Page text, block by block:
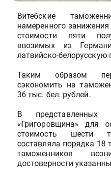
Витебские
намеренного
стоимости пяти
ввозимых из
латвийско-белорусскую
Таким образом
сэкономить на
36 тыс. бел. рублей.
В представленных
«Григоровщина» для
стоимость шести
составляла порядка 18
таможенников
достоверности